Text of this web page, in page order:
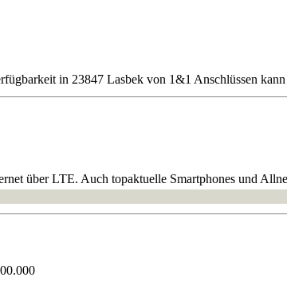
in 23847 Lasbek von 1&1 Anschlüssen
über LTE. Auch topaktuelle Smartphones und